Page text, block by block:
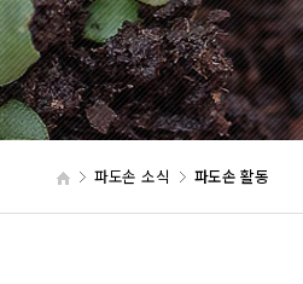
파도손 소식 파도손 활동